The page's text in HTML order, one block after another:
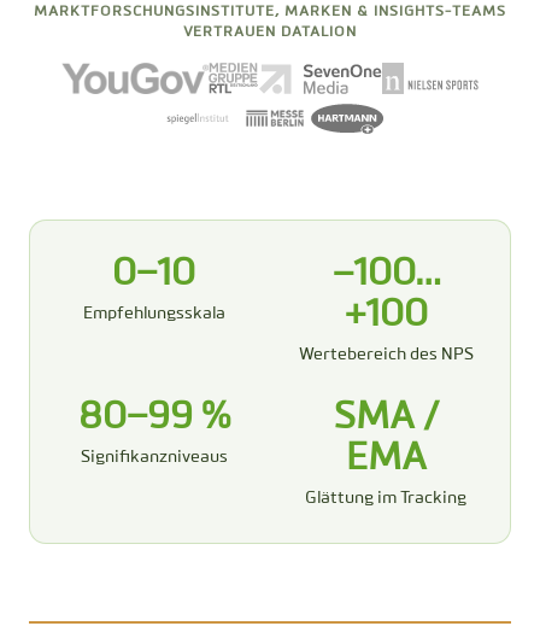
MARKTFORSCHUNGSINSTITUTE, MARKEN & INSIGHTS-TEAMS
VERTRAUEN DATALION
0–10
Empfehlungsskala
−100…
+100
Wertebereich des NPS
80–99 %
Signifikanzniveaus
SMA /
EMA
Glättung im Tracking